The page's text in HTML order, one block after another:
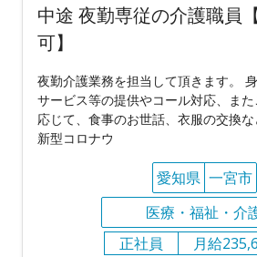
中途 夜勤専従の介護職員
可】
夜勤介護業務を担当して頂きます。
サービス等の提供やコール対応、ま
応じて、食事のお世話、衣服の交換な
新型コロナウ
愛知県 一宮市
医療・福祉・介
正社員
月給